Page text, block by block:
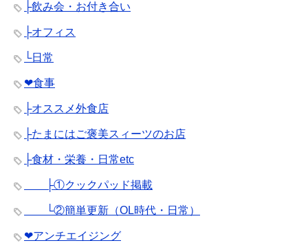
├飲み会・お付き合い
├オフィス
└日常
❤︎食事
├オススメ外食店
├たまにはご褒美スィーツのお店
├食材・栄養・日常etc
├①クックパッド掲載
└②簡単更新（OL時代・日常）
❤︎アンチエイジング